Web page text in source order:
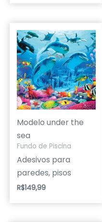
Modelo under the
sea
Fundo de Piscina
Adesivos para
paredes, pisos
R$149,99